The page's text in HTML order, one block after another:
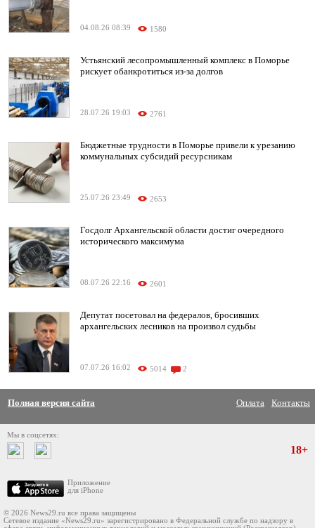
04.08.26 08:39 1580
Устьянский лесопромышленный комплекс в Поморье
рискует обанкротиться из-за долгов
28.07.26 19:03 2761
Бюджетные трудности в Поморье привели к урезанию
коммунальных субсидий ресурсникам
25.07.26 23:49 2653
Госдолг Архангельской области достиг очередного
исторического максимума
08.07.26 22:16 2601
Депутат посетовал на федералов, бросивших
архангельских лесников на произвол судьбы
07.07.26 16:02 5014 2
Полная версия сайта Оплата Контакты
Мы в соцсетях:
Приложение
для iPhone
18+
© 2026 News29.ru все права защищены
Сетевое издание «News29.ru» зарегистрировано в Федеральной службе по надзору в